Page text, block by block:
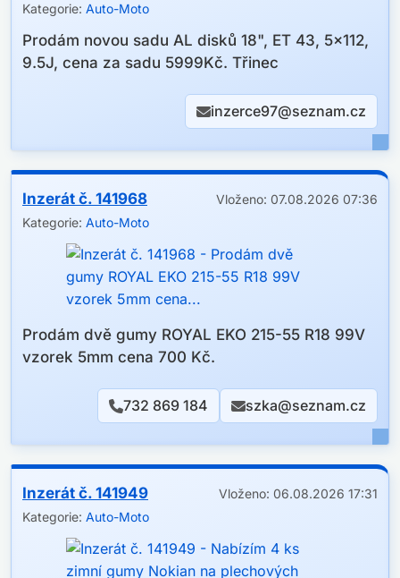
Kategorie: Auto-Moto
Prodám novou sadu AL disků 18", ET 43, 5x112,
9.5J, cena za sadu 5999Kč. Třinec
inzerce97@seznam.cz
Inzerát č. 141968
Vloženo: 07.08.2026 07:36
Kategorie: Auto-Moto
Prodám dvě gumy ROYAL EKO 215-55 R18 99V
vzorek 5mm cena 700 Kč.
732 869 184 szka@seznam.cz
Inzerát č. 141949
Vloženo: 06.08.2026 17:31
Kategorie: Auto-Moto